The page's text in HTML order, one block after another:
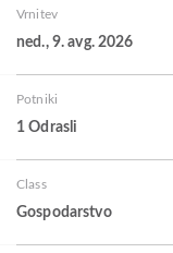
Vrnitev
ned., 9. avg. 2026
Potniki
1 Odrasli
Class
Gospodarstvo